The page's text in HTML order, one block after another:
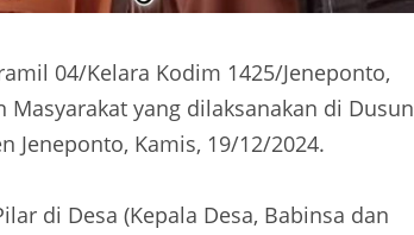
04/Kelara Kodim 1425/Jeneponto,
yang dilaksanakan di Dusun
Jeneponto, Kamis, 19/12/2024.
di Desa (Kepala Desa, Babinsa dan